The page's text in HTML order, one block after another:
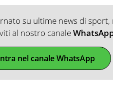
su ultime news di
al nostro canale
nel canale WhatsApp